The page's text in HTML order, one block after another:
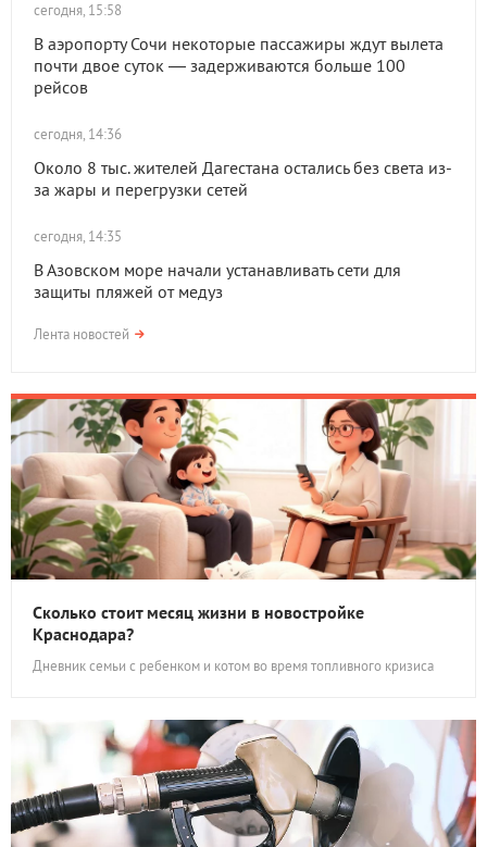
сегодня, 15:58
В аэропорту Сочи некоторые пассажиры ждут вылета
почти двое суток — задерживаются больше 100
рейсов
сегодня, 14:36
Около 8 тыс. жителей Дагестана остались без света из-
за жары и перегрузки сетей
сегодня, 14:35
В Азовском море начали устанавливать сети для
защиты пляжей от медуз
Лента новостей
Сколько стоит месяц жизни в новостройке
Краснодара?
Дневник семьи с ребенком и котом во время топливного кризиса